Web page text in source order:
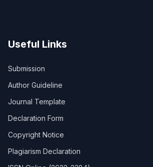
Useful Links
Submission
Author Guideline
Journal Template
Declaration Form
Copyright Notice
Plagiarism Declaration